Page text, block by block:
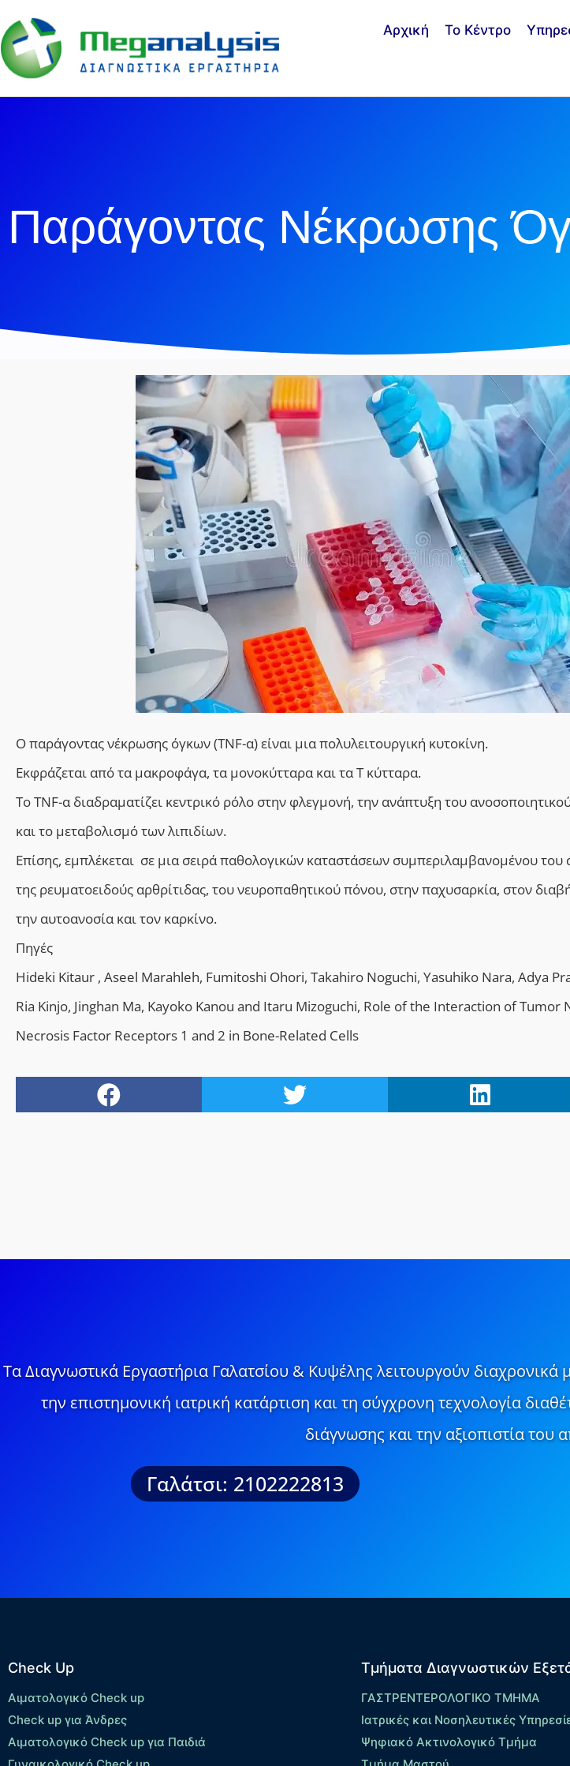
Αρχική Το Κέντρο
Παράγοντας Νέκρωσης
Ο παράγοντας νέκρωσης όγκων (TNF-α) είναι μια πολυλειτουργική κυτοκίνη.
Εκφράζεται από τα μακροφάγα, τα μονοκύτταρα και τα Τ κύτταρα.
Το TNF-α διαδραματίζει κεντρικό ρόλο στην φλεγμονή, την ανάπτυξη του
και το μεταβολισμό των λιπιδίων.
Επίσης, εμπλέκεται σε μια σειρά παθολογικών καταστάσεων συμπεριλαμβανομένου
της ρευματοειδούς αρθρίτιδας, του νευροπαθητικού πόνου, στην παχυσαρκία, στον
την αυτοανοσία και τον καρκίνο.
Πηγές
Hideki Kitaur , Aseel Marahleh, Fumitoshi Ohori, Takahiro Noguchi, Yasuhiko Nara, Adya
Ria Kinjo, Jinghan Ma, Kayoko Kanou and Itaru Mizoguchi, Role of the Interaction of Tumor
Necrosis Factor Receptors 1 and 2 in Bone-Related Cells
Τα Διαγνωστικά Εργαστήρια Γαλατσίου & Κυψέλης λειτουργούν
την επιστημονική ιατρική κατάρτιση και τη σύγχρονη τεχνολογία
διάγνωσης και την αξιοπιστία του
Γαλάτσι: 2102222813
Check Up
Αιματολογικό Check up
Check up για Άνδρες
Αιματολογικό Check up για Παιδιά
Τμήματα Διαγνωστικών
ΓΑΣΤΡΕΝΤΕΡΟΛΟΓΙΚΟ ΤΜΗΜΑ
Ιατρικές και Νοσηλευτικές
Ψηφιακό Ακτινολογικό Τμήμα